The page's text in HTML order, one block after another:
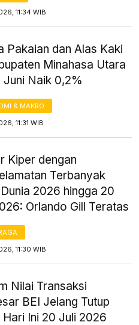
11:34 WIB
Pakaian dan Alas Kaki
Minahasa Utara
Juni Naik 0,2%
& MAKRO
11:31 WIB
Kiper dengan
Terbanyak
2026 hingga 20
Orlando Gill Teratas
11:30 WIB
Nilai Transaksi
BEI Jelang Tutup
Hari Ini 20 Juli 2026